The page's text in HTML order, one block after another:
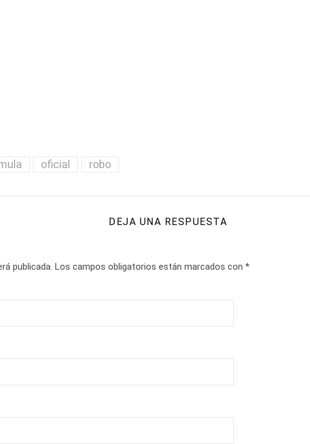
oficial robo
DEJA UNA RESPUESTA
publicada. Los campos obligatorios están marcados con *